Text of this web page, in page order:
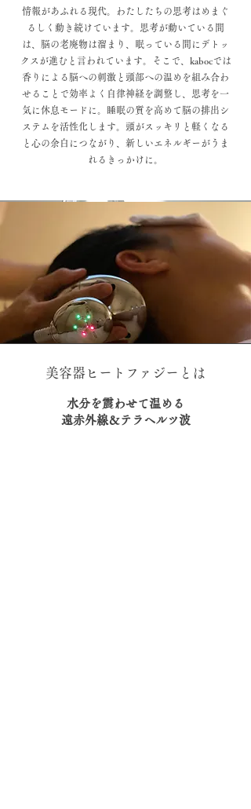
情報があふれる現代。わたしたちの思考はめまぐ
るしく動き続けています。思考が動いている間
は、脳の老廃物は溜まり、眠っている間にデトッ
クスが進むと言われています。そこで、kabocでは
香りによる脳への刺激と頭部への温めを組み合わ
せることで効率よく自律神経を調整し、思考を一
気に休息モードに。睡眠の質を高めて脳の排出シ
ステムを活性化します。頭がスッキリと軽くなる
と心の余白につながり、新しいエネルギーがうま
れるきっかけに。
美容器ヒートファジーとは
水分を震わせて温める
遠赤外線＆テラヘルツ波